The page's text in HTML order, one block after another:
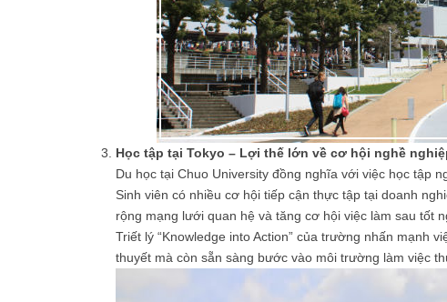
Học tập tại Tokyo – Lợi thế lớn về cơ hội nghề
Du học tại Chuo University đồng nghĩa với việc học tập
Sinh viên có nhiều cơ hội tiếp cận thực tập tại doanh
rộng mạng lưới quan hệ và tăng cơ hội việc làm sau tốt
Triết lý “Knowledge into Action” của trường nhấn mạnh
thuyết mà còn sẵn sàng bước vào môi trường làm việc